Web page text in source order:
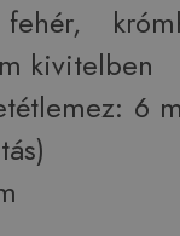
kivitelben
6